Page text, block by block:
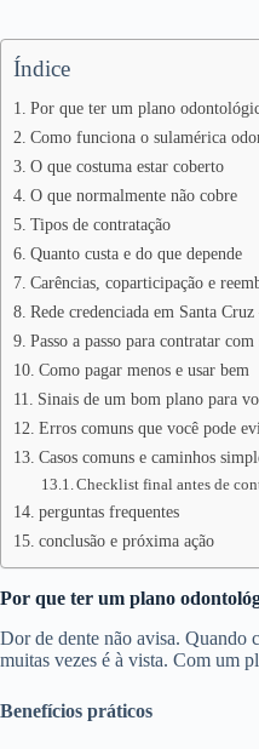
Índice
Por que ter um plano
Como funciona o sulamérica
O que costuma estar coberto
O que normalmente não cobre
Tipos de contratação
Quanto custa e do que depende
Carências, coparticipação e
Rede credenciada em Santa
Passo a passo para contratar com
Como pagar menos e usar bem
Sinais de um bom plano para
Erros comuns que você pode
Casos comuns e caminhos
Checklist final antes de
perguntas frequentes
conclusão e próxima ação
Por que ter um plano
Dor de dente não avisa. Quando
muitas vezes é à vista. Com um
Benefícios práticos